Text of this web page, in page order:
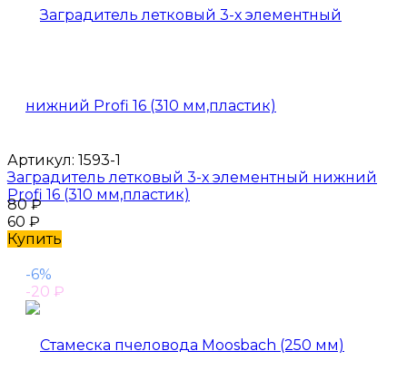
Артикул: 1593-1
Заградитель летковый 3-х элементный нижний
Profi 16 (310 мм,пластик)
80₽
60 ₽
Купить
-6%
-20 ₽